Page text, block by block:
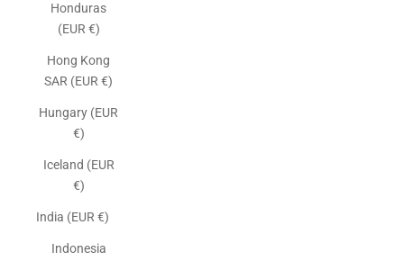
Honduras
(EUR €)
Hong Kong
SAR (EUR €)
Hungary (EUR
€)
Iceland (EUR
€)
India (EUR €)
Indonesia